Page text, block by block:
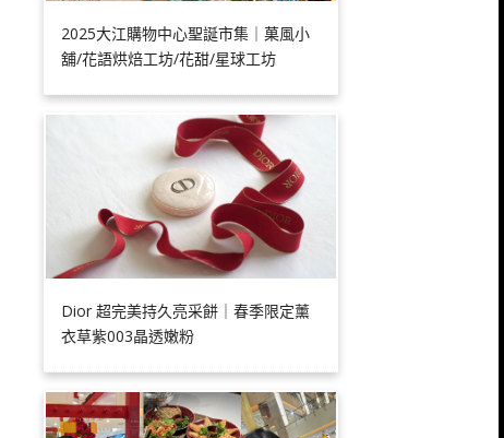
2025大江購物中心聖誕市集｜菓風小
舖/花語烘焙工坊/花甜/星球工坊
Dior 超完美持久亮采餅｜春季限定薰
衣草紫003晶透嫩粉